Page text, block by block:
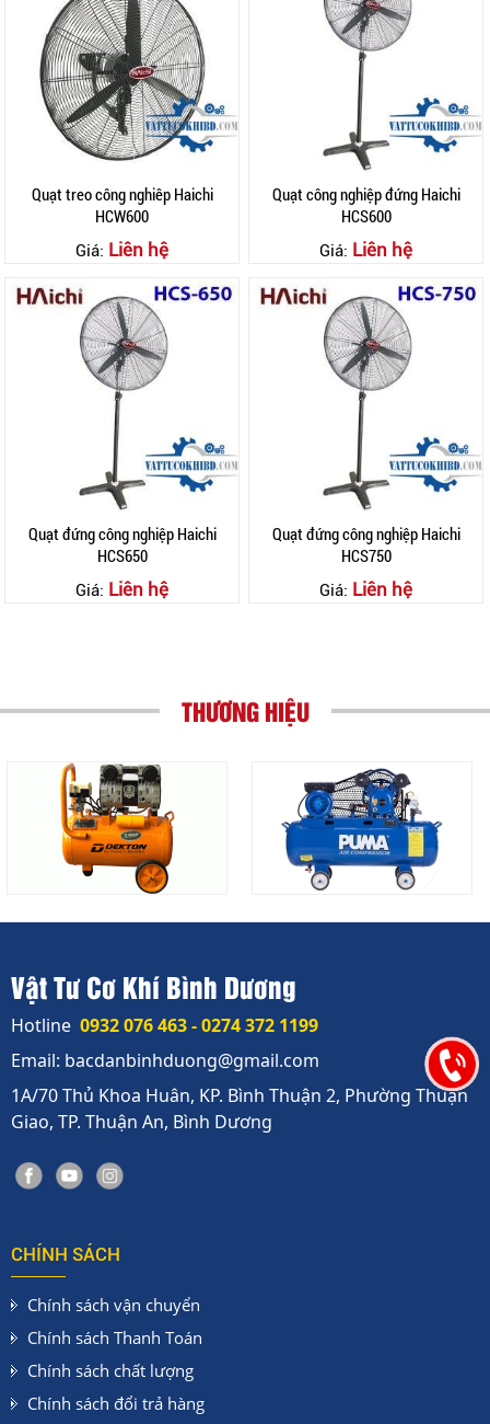
Quạt treo công nghiêp Haichi
HCW600
Giá: Liên hệ
Quạt công nghiệp đứng Haichi
HCS600
Giá: Liên hệ
Quạt đứng công nghiệp Haichi
HCS650
Giá: Liên hệ
Quạt đứng công nghiệp Haichi
HCS750
Giá: Liên hệ
THƯƠNG HIỆU
Vật Tư Cơ Khí Bình Dương
Hotline 0932 076 463 - 0274 372 1199
Email: bacdanbinhduong@gmail.com
1A/70 Thủ Khoa Huân, KP. Bình Thuận 2, Phường Thuận
Giao, TP. Thuận An, Bình Dương
CHÍNH SÁCH
Chính sách vận chuyển
Chính sách Thanh Toán
Chính sách chất lượng
Chính sách đổi trả hàng